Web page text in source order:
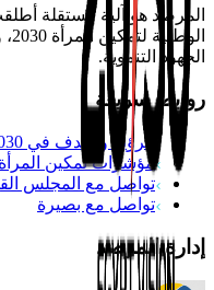
الجهود التنموية.
روابط سريعة
الرؤية والهدف في 2030
مؤشرات تمكين المرأة
تواصل مع المجلس
تواصل مع بصيرة
إدارة المرصد